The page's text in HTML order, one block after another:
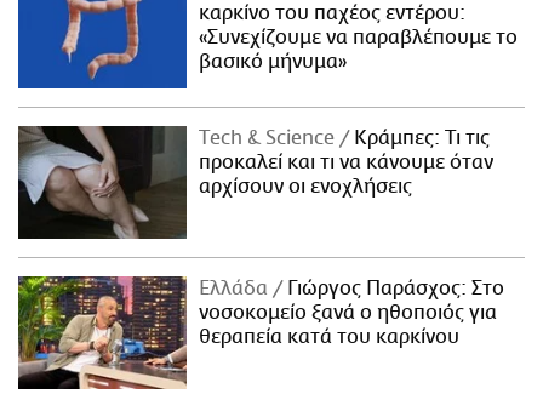
καρκίνο του παχέος εντέρου:
«Συνεχίζουμε να παραβλέπουμε το
βασικό μήνυμα»
Τech & Science
Κράμπες: Τι τις
προκαλεί και τι να κάνουμε όταν
αρχίσουν οι ενοχλήσεις
Ελλάδα
Γιώργος Παράσχος: Στο
νοσοκομείο ξανά ο ηθοποιός για
θεραπεία κατά του καρκίνου